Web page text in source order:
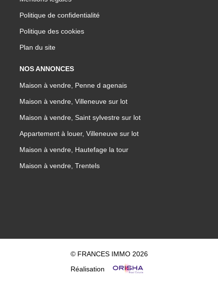
Politique de confidentialité
Politique des cookies
Plan du site
NOS ANNONCES
Maison à vendre, Penne d agenais
Maison à vendre, Villeneuve sur lot
Maison à vendre, Saint sylvestre sur lot
Appartement à louer, Villeneuve sur lot
Maison à vendre, Hautefage la tour
Maison à vendre, Trentels
© FRANCES IMMO 2026
Réalisation